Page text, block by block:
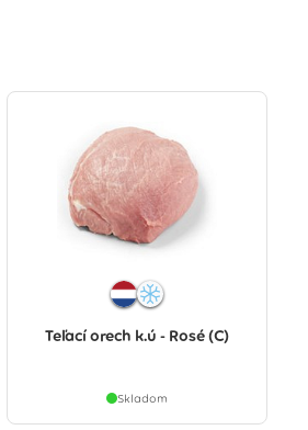
Teľací orech k.ú - Rosé (C)
Skladom